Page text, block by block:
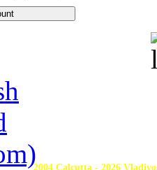
2004 Calcutta - 2026